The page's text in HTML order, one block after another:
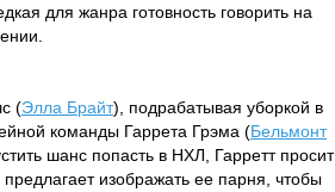
для жанра готовность говорить на
(Элла Брайт), подрабатывая уборкой в
команды Гаррета Грэма (Бельмонт
шанс попасть в НХЛ, Гарретт просит
изображать ее парня, чтобы